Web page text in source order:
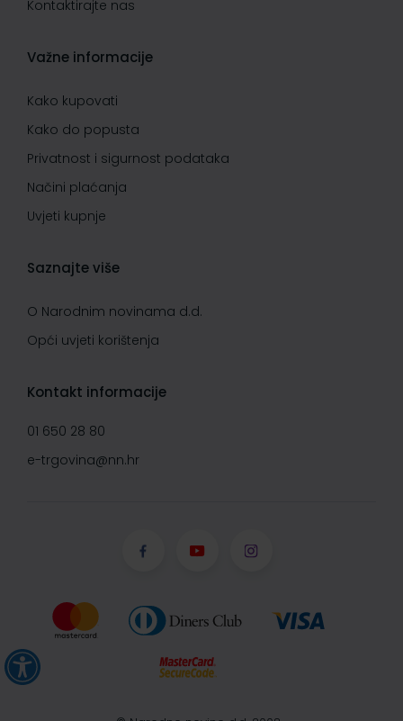
Kontaktirajte nas
Važne informacije
Kako kupovati
Kako do popusta
Privatnost i sigurnost podataka
Načini plaćanja
Uvjeti kupnje
Saznajte više
O Narodnim novinama d.d.
Opći uvjeti korištenja
Kontakt informacije
01 650 28 80
e-trgovina@nn.hr